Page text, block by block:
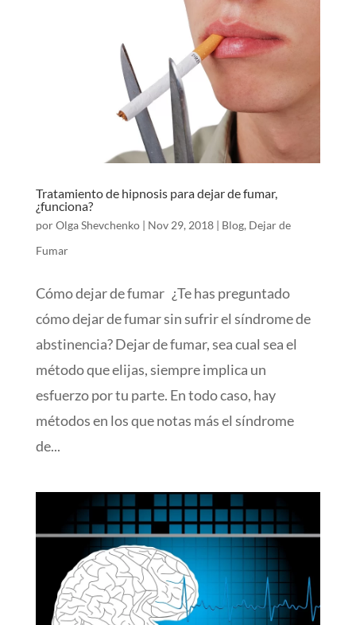
Tratamiento de hipnosis para dejar de fumar,
¿funciona?
porOlga Shevchenko| Nov 29, 2018| Blog, Dejar de
Fumar
Cómo dejar de fumar ¿Te has preguntado
cómo dejar de fumar sin sufrir el síndrome de
abstinencia? Dejar de fumar, sea cual sea el
método que elijas, siempre implica un
esfuerzo por tu parte. En todo caso, hay
métodos en los que notas más el síndrome
de...